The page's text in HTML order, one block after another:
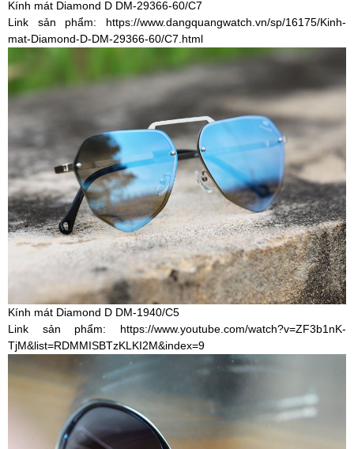
Kính mát Diamond D DM-29366-60/C7
Link sản phẩm: https://www.dangquangwatch.vn/sp/16175/Kinh-
mat-Diamond-D-DM-29366-60/C7.html
Kính mát Diamond D DM-1940/C5
Link sản phẩm: https://www.youtube.com/watch?v=ZF3b1nK-
TjM&list=RDMMISBTzKLKI2M&index=9